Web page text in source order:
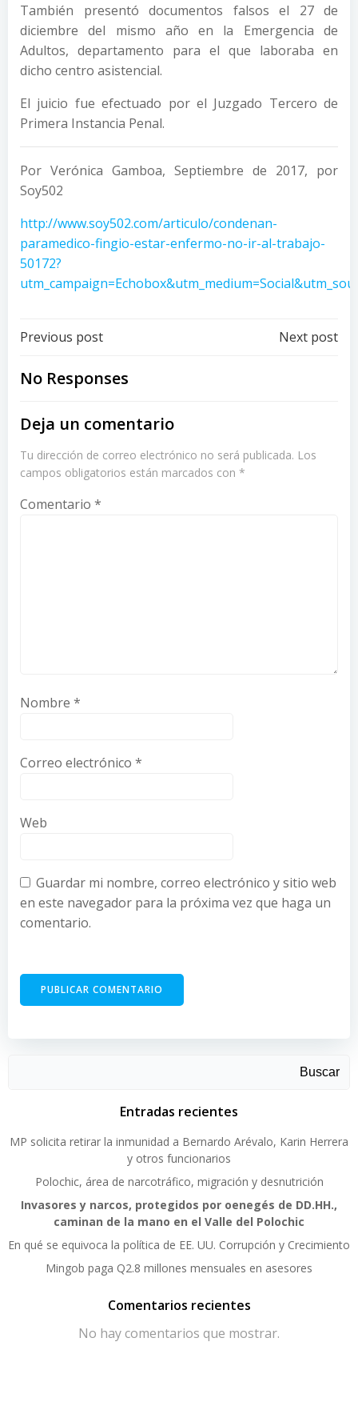
También presentó documentos falsos el 27 de
diciembre del mismo año en la Emergencia de
Adultos, departamento para el que laboraba en
dicho centro asistencial.
El juicio fue efectuado por el Juzgado Tercero de
Primera Instancia Penal.
Por Verónica Gamboa, Septiembre de 2017, por
Soy502
http://www.soy502.com/articulo/condenan-
paramedico-fingio-estar-enfermo-no-ir-al-trabajo-
50172?
Post
navigation
Previous post Next post
No Responses
Deja un comentario
Tu dirección de correo electrónico no será publicada. Los
campos obligatorios están marcados con *
Comentario *
Nombre *
Correo electrónico *
Web
Guardar mi nombre, correo electrónico y sitio web
en este navegador para la próxima vez que haga un
comentario.
Buscar
Entradas recientes
MP solicita retirar la inmunidad a Bernardo Arévalo, Karin Herrera
y otros funcionarios
Polochic, área de narcotráfico, migración y desnutrición
Invasores y narcos, protegidos por oenegés de DD.HH.,
caminan de la mano en el Valle del Polochic
En qué se equivoca la política de EE. UU. Corrupción y Crecimiento
Mingob paga Q2.8 millones mensuales en asesores
Comentarios recientes
No hay comentarios que mostrar.